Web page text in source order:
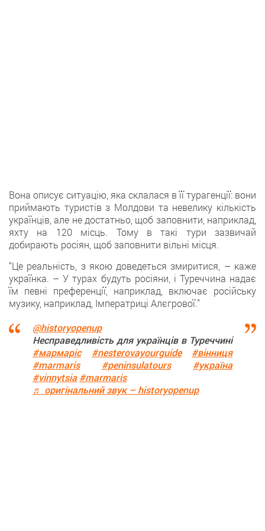
Вона описує ситуацію, яка склалася в її турагенції: вони
приймають туристів з Молдови та невелику кількість
українців, але не достатньо, щоб заповнити, наприклад,
яхту на 120 місць. Тому в такі тури зазвичай
добирають росіян, щоб заповнити вільні місця.
“Це реальність, з якою доведеться змиритися, – каже
українка. – У турах будуть росіяни, і Туреччина надає
їм певні преференції, наприклад, включає російську
музику, наприклад, Імператриці Алєгрової.”
@historyopenup
Несправедливість для українців в Туреччині
#мармаріс
#nesterovayourguide
#вінниця
#marmaris
#peninsulatours
#україна
#vinnytsia #marmaris
♬ оригінальний звук – historyopenup